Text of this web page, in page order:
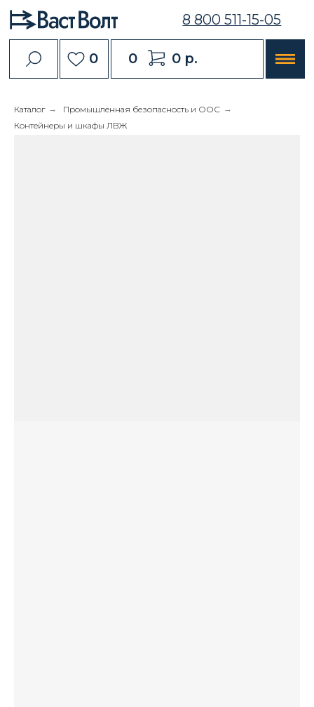
8 800 511-15-05
0 р.
0
0
Каталог → Промышленная безопасность и ООС →
Контейнеры и шкафы ЛВЖ